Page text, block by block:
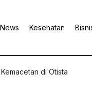
News Kesehatan
di Otista